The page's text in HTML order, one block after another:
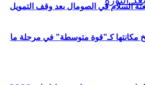
السلام في الصومال بعد وقف التمويل
مكانتها كـ”قوة متوسطة” في مرحلة ما